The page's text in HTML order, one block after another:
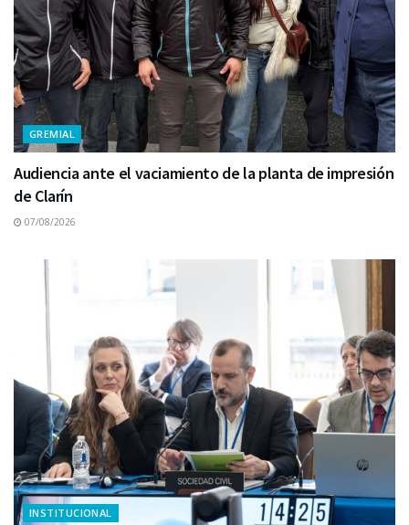
GREMIAL
Audiencia ante el vaciamiento de la planta de impresión
de Clarín
07/08/2026
INSTITUCIONAL